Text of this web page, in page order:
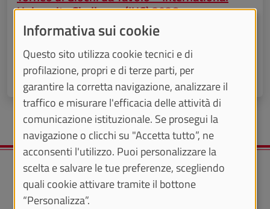
University Challenge (IUC) 2026
Evento organizzato nell'ambito dell'International
University Challenge (IUC) 2026
IN PRESENZA
Informativa sui cookie
Questo sito utilizza cookie tecnici e di
profilazione, propri e di terze parti, per
garantire la corretta navigazione, analizzare il
traffico e misurare l'efficacia delle attività di
comunicazione istituzionale. Se prosegui la
navigazione o clicchi su "Accetta tutto”, ne
acconsenti l'utilizzo. Puoi personalizzare la
scelta e salvare le tue preferenze, scegliendo
quali cookie attivare tramite il bottone
“Personalizza”.